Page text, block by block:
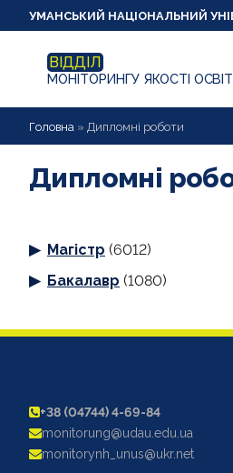
УМАНСЬКИЙ НАЦІОНАЛЬНИЙ
ВІДДІЛ
МОНІТОРИНГУ ЯКОСТІ
НОВИНИ
ПРО ВІДДІЛ
ВИКЛАДАЧУ
АНКЕТУВАННЯ
ДИПЛОМНІ РОБОТИ
АКРЕДИТАЦІЙНІ
АКАДЕМІЧНА
Головна » Дипломні роботи
Дипломні
Магістр (6012)
Бакалавр (1080)
+38 (04744) 4-69-84
monitorung@udau.edu.ua
monitorynh_unus@ukr.net